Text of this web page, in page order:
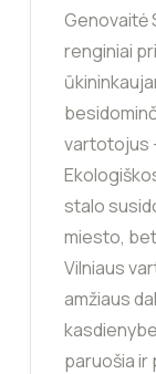
Genovaitė
renginiai
vartotojus
stalo
miesto,
Vilniaus
amžiaus
paruošia ir